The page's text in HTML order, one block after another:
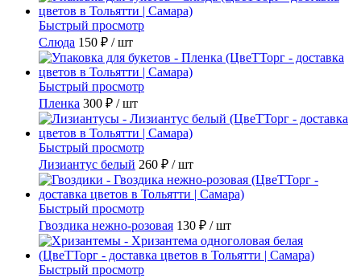
Быстрый просмотр
Слюда 150 ₽ / шт
Быстрый просмотр
Пленка 300 ₽ / шт
Быстрый просмотр
Лизиантус белый 260 ₽ / шт
Быстрый просмотр
Гвоздика нежно-розовая 130 ₽ / шт
Быстрый просмотр